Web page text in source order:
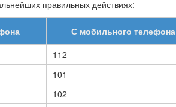
правильных действиях:
С мобильного телефона
112
101
102